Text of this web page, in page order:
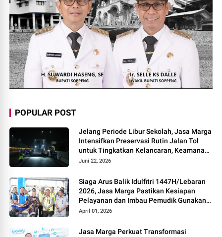
POPULAR POST
Jelang Periode Libur Sekolah, Jasa Marga
Intensifkan Preservasi Rutin Jalan Tol
untuk Tingkatkan Kelancaran, Keamanan
dan Kenyamanan Perjalanan
Juni 22, 2026
Siaga Arus Balik Idulfitri 1447H/Lebaran
2026, Jasa Marga Pastikan Kesiapan
Pelayanan dan Imbau Pemudik Gunakan
Rest Area Alternatif
April 01, 2026
Jasa Marga Perkuat Transformasi